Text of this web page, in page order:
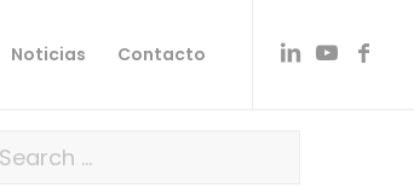
Noticias Contacto